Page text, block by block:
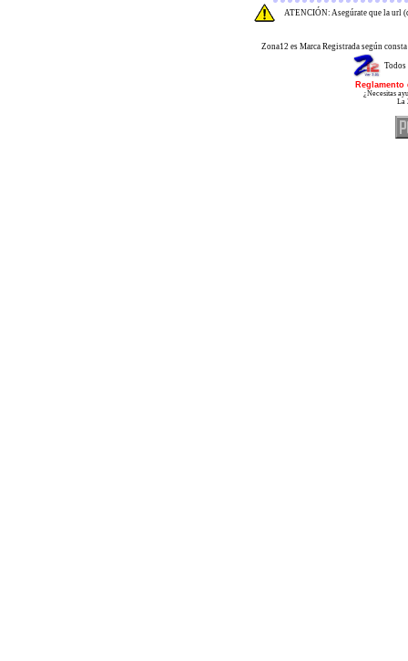
ATENCIÓN: Asegúrate que la url
Zona12 es Marca Registrada según
Todos
¿Necesitas
La